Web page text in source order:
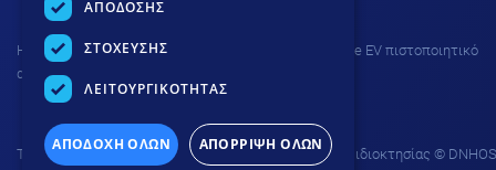
H σύνδεση στην ιστοσελίδα προστατεύεται με Thawte EV πιστοποιητικό
ασφαλείας και κρυπτογράφηση 256 bit.
Το site προστατεύεται από δικαιώματα πνευματικής ιδιοκτησίας ©
ΑΠΟΔΟΣΗΣ
ΣΤΟΧΕΥΣΗΣ
ΛΕΙΤΟΥΡΓΙΚΟΤΗΤΑΣ
ΑΠΟΔΟΧΗ ΟΛΩΝ ΑΠΟΡΡΙΨΗ ΟΛΩΝ